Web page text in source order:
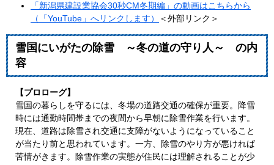
「新潟県建設業協会30秒CM冬期編」の動画はこちらから
（「YouTube」へリンクします）
＜外部リンク＞
雪国にいがたの除雪 ～冬の道の守り人～ の内
容
【プロローグ】
雪国の暮らしを守るには、冬場の道路交通の確保が重要。降雪
時には通勤時間帯までの夜間から早朝に除雪作業を行います。
現在、道路は除雪され交通に支障がないようになっていること
が当たり前と思われています。一方、除雪のやり方が悪ければ
苦情がきます。除雪作業の実態が住民には理解されることが少